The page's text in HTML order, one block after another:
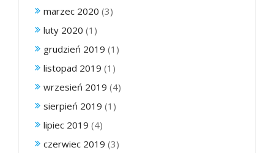
marzec 2020 (3)
luty 2020 (1)
grudzień 2019 (1)
listopad 2019 (1)
wrzesień 2019 (4)
sierpień 2019 (1)
lipiec 2019 (4)
czerwiec 2019 (3)